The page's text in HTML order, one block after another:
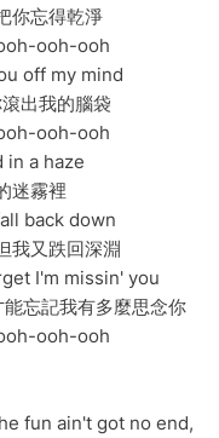
你忘得乾淨
ooh-ooh
off my mind
出我的腦袋
ooh-ooh
in a haze
迷霧裡
back down
我又跌回深淵
I'm missin' you
忘記我有多麼思念你
ooh-ooh
fun ain't got no end,